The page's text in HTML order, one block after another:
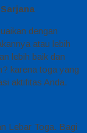
dengan
atau lebih
lebih baik dan
karena toga yang
aktifitas Anda.
Lebar Toga. Bagi